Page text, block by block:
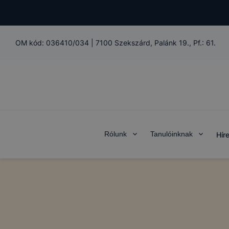
OM kód: 036410/034 7100 Szekszárd, Palánk 19., Pf.: 61.
Rólunk Tanulóinknak